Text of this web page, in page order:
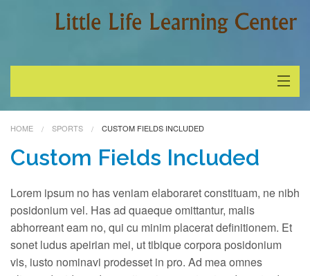
About Little Life
HOME SPORTS CUSTOM FIELDS INCLUDED
Custom Fields Included
Lorem ipsum no has veniam elaboraret constituam, ne nibh
posidonium vel. Has ad quaeque omittantur, malis
abhorreant eam no, qui cu minim placerat definitionem. Et
sonet ludus apeirian mei, ut tibique corpora posidonium
vis, iusto nominavi prodesset in pro. Ad mea omnes